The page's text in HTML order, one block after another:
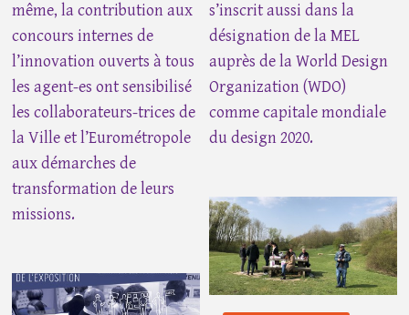
même, la contribution aux
concours internes de
l’innovation ouverts à tous
les agent-es ont sensibilisé
les collaborateurs-trices de
la Ville et l’Eurométropole
aux démarches de
transformation de leurs
missions.
s’inscrit aussi dans la
désignation de la MEL
auprès de la World Design
Organization (WDO)
comme capitale mondiale
du design 2020.